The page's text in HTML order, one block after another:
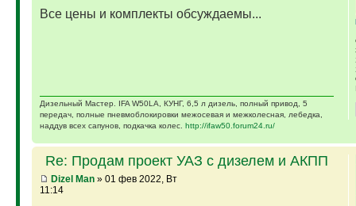
Все цены и комплекты обсуждаемы...
Дизельный Мастер. IFA W50LA, КУНГ, 6,5 л дизель, полный привод, 5
передач, полные пневмоблокировки межосевая и межколесная, лебедка,
наддув всех сапунов, подкачка колес. http://ifaw50.forum24.ru/
Re: Продам проект УАЗ с дизелем и АКПП
Dizel Man» 01 фев 2022, Вт
11:14